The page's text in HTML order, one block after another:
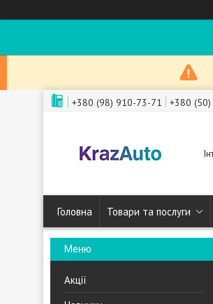
+380 (98) 910-73-71 +380
Головна Товари та послуги
Акції